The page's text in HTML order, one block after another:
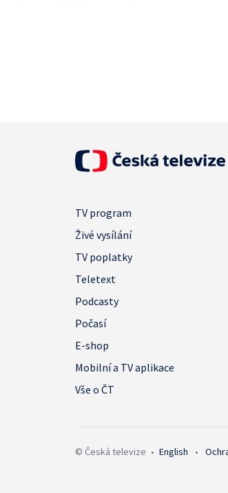
TV program
Živé vysílání
TV poplatky
Teletext
Podcasty
Počasí
E-shop
Mobilní a TV aplikace
Vše o ČT
© Česká televize • English •